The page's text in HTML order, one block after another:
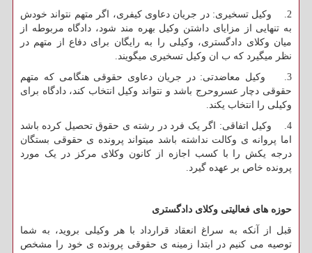
2. وکیل تسخیری: در جریان دعاوی کیفری، اگر متهم نتواند خودش
به تنهایی از مزایای داشتن وکیل بهره مند شود، دادگاه مربوطه از
میان وکلای دادگستری، وکیلی را به رایگان برای دفاع از متهم در
نظر میگیرد که ب ان وکیل تسخیری میگویند.
3. وکیل معاضدتی: در جریان دعاوی حقوقی هنگامی که متهم
حقوقی دچار عسروحرج باشد و نتواند وکیل انتخاب کند، دادگاه برای
وکیلی را انتخاب یکند.
4. وکیل اتفاقی: اگر یک فرد در رشته ی حقوق تحصیل کرده باشد
اما پروانه ی وکالت نداشته باشد میتواند پرونده ی حقوقی بستگان
درجه یکش را با کسب اجازه از کانون وکلای مرکز در یک مورد
پرونده خاص بر عهده گیرد.
حوزه های فعالیتی وکلای دادگستری
قبل از آنکه به سراغ انعقاد قرارداد با هر وکیلی بروید، به شما
توصیه می کنیم در ابتدا زمینه ی حقوقی پرونده ی خود را مشخص